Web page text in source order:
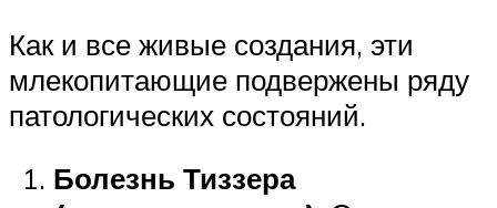
Как и все живые создания, эти
млекопитающие подвержены ряду
патологических состояний.
Болезнь Тиззера